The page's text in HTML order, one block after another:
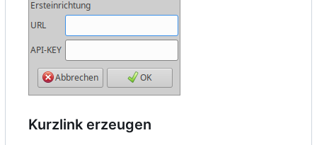
Kurzlink erzeugen